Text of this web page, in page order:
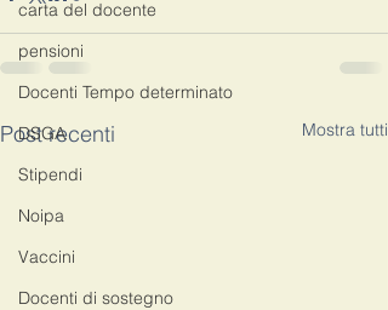
carta del docente
pensioni
Docenti Tempo determinato
DSGA
Stipendi
Noipa
Vaccini
Docenti di sostegno
Post recenti Mostra tutti